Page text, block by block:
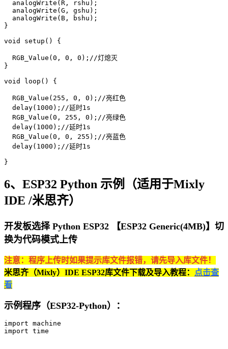
  analogWrite(R, rshu);
  analogWrite(G, gshu);
  analogWrite(B, bshu);
}
void setup() {
  RGB_Value(0, 0, 0);//灯熄灭
}
void loop() {
  RGB_Value(255, 0, 0);//亮红色
  delay(1000);//延时1s
  RGB_Value(0, 255, 0);//亮绿色
  delay(1000);//延时1s
  RGB_Value(0, 0, 255);//亮蓝色
  delay(1000);//延时1s
}
6、ESP32 Python 示例（适用于Mixly
IDE /米思齐）
开发板选择 Python ESP32 【ESP32 Generic(4MB)】切
换为代码模式上传
注意：程序上传时如果提示库文件报错，请先导入库文件！
米思齐（Mixly）IDE ESP32库文件下载及导入教程：
点击查
看
示例程序（ESP32-Python）：
import machine
import time